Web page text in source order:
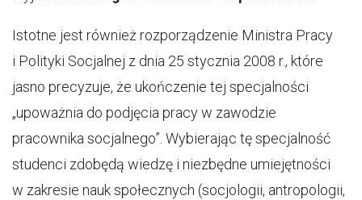
Istotne jest również rozporządzenie Ministra Pracy
i Polityki Socjalnej z dnia 25 stycznia 2008 r., które
jasno precyzuje, że ukończenie tej specjalności
„upoważnia do podjęcia pracy w zawodzie
pracownika socjalnego”. Wybierając tę specjalność
studenci zdobędą wiedzę i niezbędne umiejętności
w zakresie nauk społecznych (socjologii, antropologii,